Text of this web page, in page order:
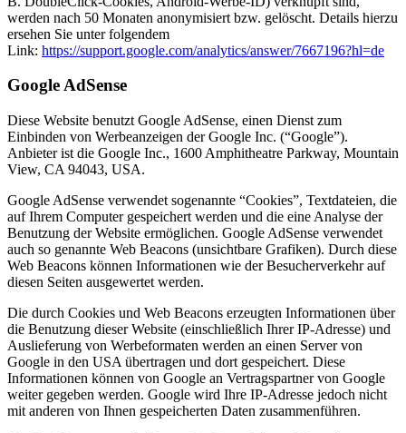
werden nach 50 Monaten anonymisiert bzw. gelöscht. Details hierzu
ersehen Sie unter folgendem
Link: https://support.google.com/analytics/answer/7667196?hl=de
Google AdSense
Diese Website benutzt Google AdSense, einen Dienst zum
Einbinden von Werbeanzeigen der Google Inc. (“Google”).
Anbieter ist die Google Inc., 1600 Amphitheatre Parkway, Mountain
View, CA 94043, USA.
Google AdSense verwendet sogenannte “Cookies”, Textdateien, die
auf Ihrem Computer gespeichert werden und die eine Analyse der
Benutzung der Website ermöglichen. Google AdSense verwendet
auch so genannte Web Beacons (unsichtbare Grafiken). Durch diese
Web Beacons können Informationen wie der Besucherverkehr auf
diesen Seiten ausgewertet werden.
Die durch Cookies und Web Beacons erzeugten Informationen über
die Benutzung dieser Website (einschließlich Ihrer IP-Adresse) und
Auslieferung von Werbeformaten werden an einen Server von
Google in den USA übertragen und dort gespeichert. Diese
Informationen können von Google an Vertragspartner von Google
weiter gegeben werden. Google wird Ihre IP-Adresse jedoch nicht
mit anderen von Ihnen gespeicherten Daten zusammenführen.